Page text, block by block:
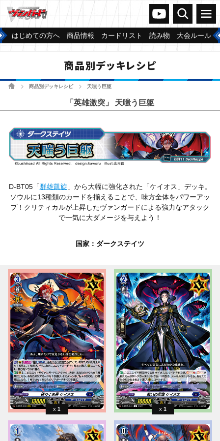
ヴァンガードch
検索 メニュー
はじめての方へ 商品情報 カードリスト 読み物 大会ルール
商品別デッキレシピ
ホーム商品別デッキレシピ 天嗤う巨躯
「英雄激突」 天嗤う巨躯
D-BT05「群雄凱旋 」から大幅に強化された「ケイオス」デッキ。
ソウルに13種類のカードを揃えることで、味方全体をパワーアッ
プ！クリティカルが上昇したヴァンガードによる強力なアタック
で一気に大ダメージを与えよう！
国家：ダークステイツ
1 1